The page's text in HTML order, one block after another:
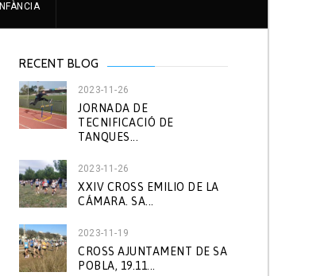
RECENT BLOG
2023-11-26
JORNADA DE
TECNIFICACIÓ DE
TANQUES...
2023-11-26
XXIV CROSS EMILIO DE LA
CÁMARA. SA...
2023-11-19
CROSS AJUNTAMENT DE SA
POBLA, 19.11...